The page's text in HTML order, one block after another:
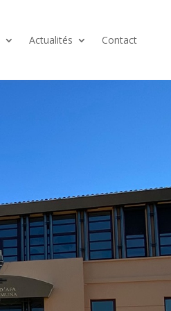
Actualités Contact